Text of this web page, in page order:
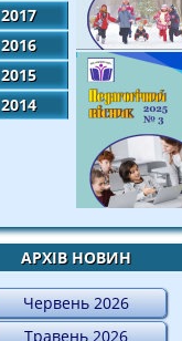
2017
2016
2015
2014
АРХІВ НОВИН
Червень 2026
Травень 2026